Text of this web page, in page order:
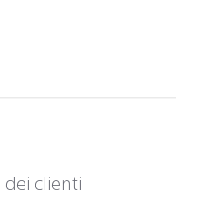
dei clienti